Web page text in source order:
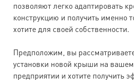
позволяют легко адаптировать
конструкцию и получить именно
хотите для своей собственности.
Предположим, вы
установки новой крыши на
предприятии и хотите получить